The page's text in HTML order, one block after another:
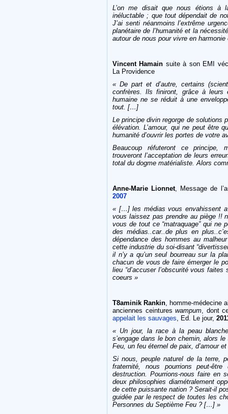
L’on me disait que nous étions à
inéluctable ; que tout dépendait de
J’ai senti néanmoins l’extrême
planétaire de l’humanité et la
autour de nous pour vivre en
Vincent Hamain suite à son EMI
La Providence
« De part et d’autre, certains
confrères. Ils finiront, grâce à
humaine ne se réduit à une
tout. […]
Le principe divin regorge de solutions
élévation. L’amour, qui ne peut être
humanité d’ouvrir les portes de votre
Beaucoup réfuterontce principe,
trouverontl’acceptation de leurs
total du dogme matérialiste. Alors
Anne-Marie Lionnet, Message de
2007
« […] les médias vous envahissent
vous laissez pas prendre au piège!!
vous de tout ce “matraquage” qui
des médias..car..de plus en
dépendance des hommes au
cette industrie du soi-disant
il n’y a qu’un seul bourreau sur la
chacun de vous de faire émerger le
lieu “d’accuser l’obscurité vous
coeurs »
T8aminik Rankin, homme-médecine
anciennes ceintureswampum, dont
appelait les sauvages, Ed. Le jour,
« Un jour, la race à la peau
s’engage dans le bon chemin, alors
Feu, un feu éternel de paix, d’amour
Si nous, peuple naturel de la terre,
fraternité, nous pourrions peut-
destruction. Pourrions-nous faire en
deux philosophies diamétralement
de cette puissante nation ? Serait-il
guidée par le respect de toutes les
Personnes du Septième Feu ? […] »